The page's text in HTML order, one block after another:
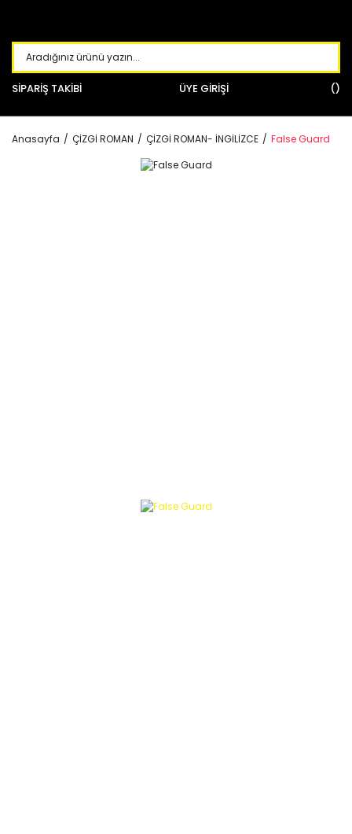
SİPARİŞ TAKİBİ ÜYE GİRİŞİ
Anasayfa ÇİZGİ ROMAN ÇİZGİ ROMAN- İNGİLİZCE False Guard